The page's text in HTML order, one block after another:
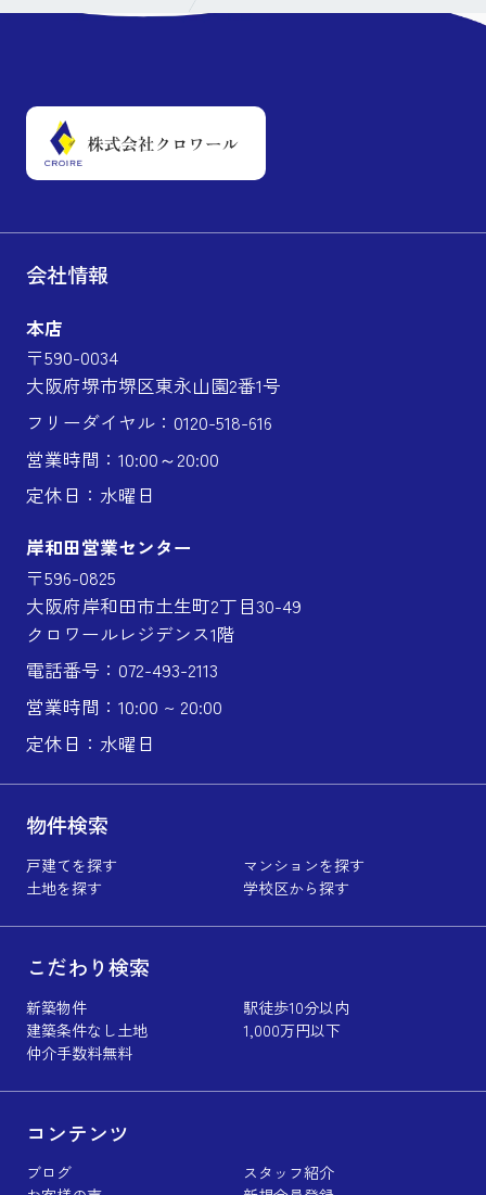
会社情報
本店
〒590-0034
大阪府堺市堺区東永山園2番1号
フリーダイヤル：0120-518-616
営業時間：10:00～20:00
定休日：水曜日
岸和田営業センター
〒596-0825
大阪府岸和田市土生町2丁目30-49
クロワールレジデンス1階
電話番号：072-493-2113
営業時間：10:00 ~ 20:00
定休日：水曜日
物件検索
戸建てを探す
マンションを探す
土地を探す
学校区から探す
こだわり検索
新築物件
駅徒歩10分以内
建築条件なし土地
1,000万円以下
仲介手数料無料
コンテンツ
ブログ
スタッフ紹介